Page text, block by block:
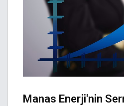
Manas Enerji'nin